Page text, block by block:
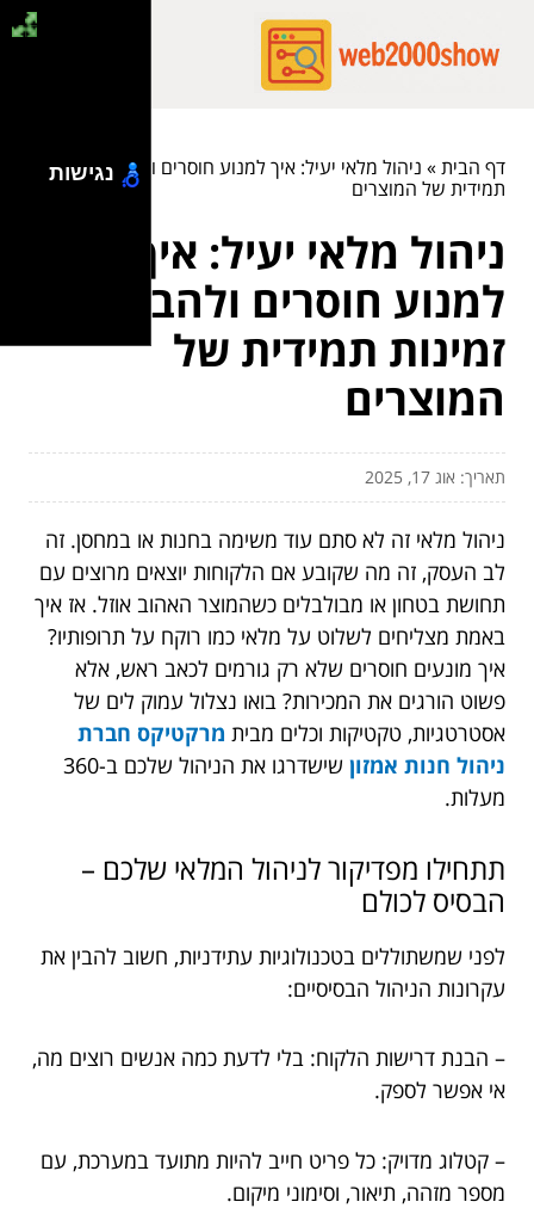
דף הבית» ניהול מלאי יעיל: איך למנוע חוסרים ולהבטיח זמינות
תמידית של המוצרים
ניהול מלאי יעיל: איך
למנוע חוסרים ולהבטיח
זמינות תמידית של
המוצרים
תאריך: אוג 17, 2025
ניהול מלאי זה לא סתם עוד משימה בחנות או במחסן. זה
לב העסק, זה מה שקובע אם הלקוחות יוצאים מרוצים עם
תחושת בטחון או מבולבלים כשהמוצר האהוב אוזל. אז איך
באמת מצליחים לשלוט על מלאי כמו רוקח על תרופותיו?
איך מונעים חוסרים שלא רק גורמים לכאב ראש, אלא
פשוט הורגים את המכירות? בואו נצלול עמוק לים של
אסטרטגיות, טקטיקות וכלים מבית מרקטיקס חברת
ניהול חנות אמזון
שישדרגו את הניהול שלכם ב-360
מעלות.
תתחילו מפדיקור לניהול המלאי שלכם –
הבסיס לכולם
לפני שמשתוללים בטכנולוגיות עתידניות, חשוב להבין את
עקרונות הניהול הבסיסיים:
– הבנת דרישות הלקוח: בלי לדעת כמה אנשים רוצים מה,
אי אפשר לספק.
– קטלוג מדויק: כל פריט חייב להיות מתועד במערכת, עם
מספר מזהה, תיאור, וסימוני מיקום.
נגישות